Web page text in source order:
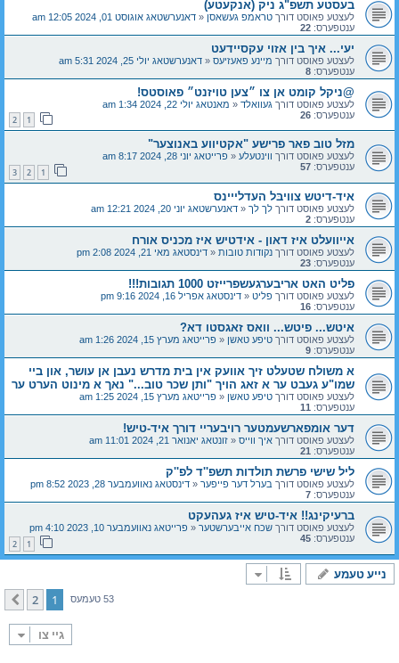
בעסטע תשפ"ג ניק (אנקעטע)
לעצטע פאוסט דורך טראמפ געשאסן « דאנערשטאג אוגוסט 01, 2024 12:05 am
ענטפערס: 22
יעי... איך בין אזוי עקסיידעט
לעצטע פאוסט דורך מיינע פאעזיעס « דאנערשטאג יולי 25, 2024 5:31 am
ענטפערס: 8
@ניקל קומט אן צו ״צען טויזנט״ פאוסטס!
לעצטע פאוסט דורך געוואלד « מאנטאג יולי 22, 2024 1:34 am
ענטפערס: 26
1
2
מזל טוב פאר פרישע "אקטיווע באנוצער"
לעצטע פאוסט דורך ווינטעלע « פרייטאג יוני 28, 2024 8:17 am
ענטפערס: 57
1
2
3
איד-דיטש צוויבּל העדלייינס
לעצטע פאוסט דורך לך לך « דאנערשטאג יוני 20, 2024 12:21 am
ענטפערס: 2
אייוועלט איז דאון - אידטיש איז מכניס אורח
לעצטע פאוסט דורך נקודות טובות « דינסטאג מאי 21, 2024 2:08 pm
ענטפערס: 23
פליט האט אריבערגעשפרייזט 1000 תגובות!!!
לעצטע פאוסט דורך פליט « דינסטאג אפריל 16, 2024 9:16 pm
ענטפערס: 16
איטש... פיטש... וואס זאגסטו דא?
לעצטע פאוסט דורך טיפע טאשן « פרייטאג מערץ 15, 2024 1:26 am
ענטפערס: 9
א משולח שטעלט זיך אוועק אין בית מדרש נעבן אן עושר, און ביי
שמו"ע געבט ער א זאג הויך "ותן שכר טוב..." נאך א מינוט הערט ער
לעצטע פאוסט דורך טיפע טאשן « פרייטאג מערץ 15, 2024 1:25 am
ענטפערס: 11
דער אומפארשעמטער רויבעריי דורך איד-טיש!
לעצטע פאוסט דורך איך ווייס « זונטאג יאנואר 21, 2024 11:01 am
ענטפערס: 21
ליל שישי פרשת תולדות תשפ''ד לפ''ק
לעצטע פאוסט דורך בערל דער פייפער « דינסטאג נאוועמבער 28, 2023 8:52 pm
ענטפערס: 7
ברעיקינג!! איד-טיש איז געהעקט
לעצטע פאוסט דורך שכח אייבערשטער « פרייטאג נאוועמבער 10, 2023 4:10 pm
ענטפערס: 45
1
2
נייע טעמע
53 טעמעס 1
2
קומענדיגע
גיי צו